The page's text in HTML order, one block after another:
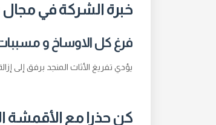
خبرة الشركة في
فرغ كل الاوساخ و
يؤدي تفريغ الأثاث المنجد برفق إلى
كن حذرا مع الأقمشة